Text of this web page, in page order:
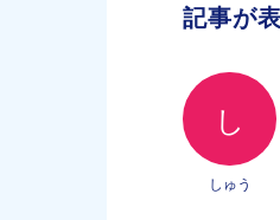
記事が
し
しゅう